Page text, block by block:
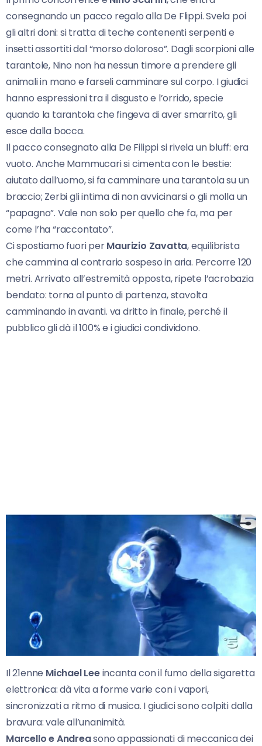
consegnando un pacco regalo alla De Flippi. Svela poi
gli altri doni: si tratta di teche contenenti serpenti e
insetti assortiti dal “morso doloroso”. Dagli scorpioni alle
tarantole, Nino non ha nessun timore a prendere gli
animali in mano e farseli camminare sul corpo. I giudici
hanno espressioni tra il disgusto e l’orrido, specie
quando la tarantola che fingeva di aver smarrito, gli
esce dalla bocca.
Il pacco consegnato alla De Filippi si rivela un bluff: era
vuoto. Anche Mammucari si cimenta con le bestie:
aiutato dall’uomo, si fa camminare una tarantola su un
braccio; Zerbi gli intima di non avvicinarsi o gli molla un
“papagno”. Vale non solo per quello che fa, ma per
come l’ha “raccontato”.
Ci spostiamo fuori perMaurizio Zavatta, equilibrista
che cammina al contrario sospeso in aria. Percorre 120
metri. Arrivato all’estremità opposta, ripete l’acrobazia
bendato: torna al punto di partenza, stavolta
camminando in avanti. va dritto in finale, perché il
pubblico gli dà il 100% e i giudici condividono.
Il 21enne Michael Leeincanta con il fumo della sigaretta
elettronica: dà vita a forme varie con i vapori,
sincronizzati a ritmo di musica. I giudici sono colpiti dalla
bravura: vale all’unanimità.
Marcello e Andreasono appassionati di meccanica dei